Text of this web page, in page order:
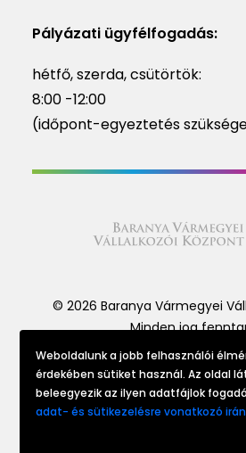
Pályázati ügyfélfogadás:
hétfő, szerda, csütörtök:
8:00 -12:00
(időpont-egyeztetés
© 2026 Baranya Vármegyei
Minden jog
Website made by
Weboldalunk a jobb felhasználói
érdekében sütiket használ. Az oldal
beleegyezik az ilyen adatfájlok
adat- és sütikezelésre vonatkozó